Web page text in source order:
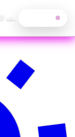
— الاثنين, 10 أغسطس 2026
البنجي يعلن ترشحه